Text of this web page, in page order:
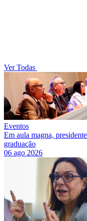
Ver Todas
Eventos
Em aula magna,
graduação
06 ago 2026